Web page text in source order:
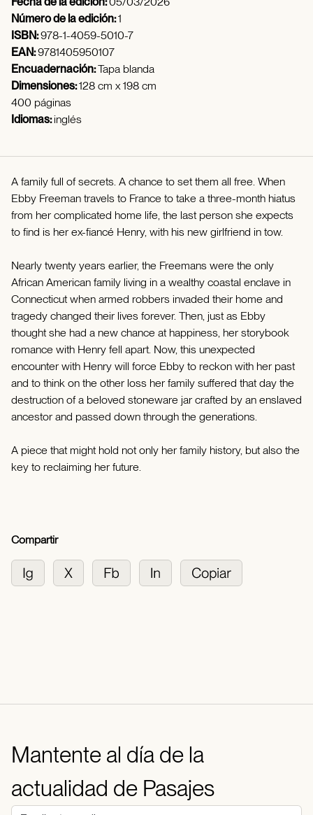
Número de la edición:1
ISBN:978-1-4059-5010-7
EAN:9781405950107
Encuadernación:Tapa blanda
Dimensiones:128 cm x 198 cm
400 páginas
Idiomas:inglés
A family full of secrets. A chance to set them all free. When
Ebby Freeman travels to France to take a three-month hiatus
from her complicated home life, the last person she expects
to find is her ex-fiancé Henry, with his new girlfriend in tow.
Nearly twenty years earlier, the Freemans were the only
African American family living in a wealthy coastal enclave in
Connecticut when armed robbers invaded their home and
tragedy changed their lives forever. Then, just as Ebby
thought she had a new chance at happiness, her storybook
romance with Henry fell apart. Now, this unexpected
encounter with Henry will force Ebby to reckon with her past
and to think on the other loss her family suffered that day the
destruction of a beloved stoneware jar crafted by an enslaved
ancestor and passed down through the generations.
A piece that might hold not only her family history, but also the
key to reclaiming her future.
Compartir
Mantente al día de la
actualidad de Pasajes